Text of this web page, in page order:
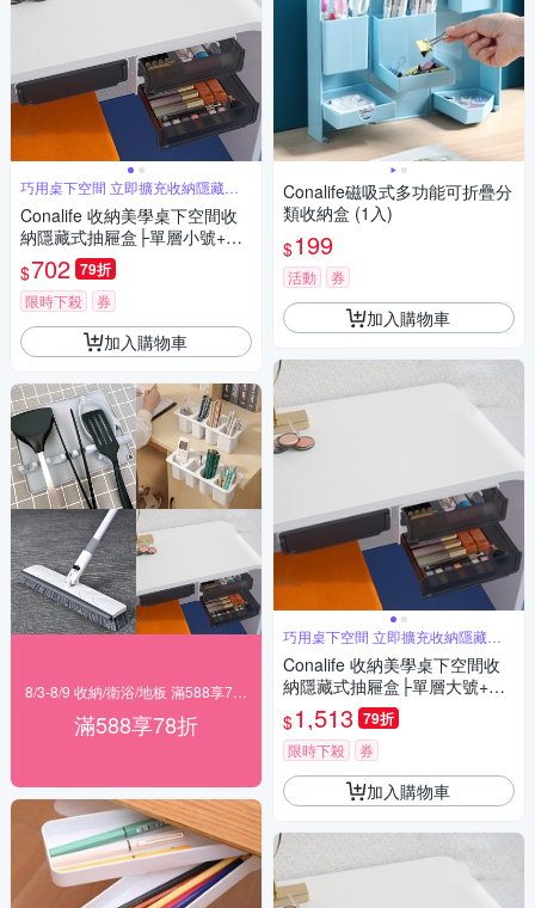
巧用桌下空間 立即擴充收納隱藏凌
亂
Conalife 收納美學桌下空間收
納隱藏式抽屜盒├單層小號+雙
層小號┤ （2組）
$702 79折
限時下殺 券
加入購物車
滿588享78折
Conalife磁吸式多功能可折疊分
類收納盒 (1入)
$199
活動 券
加入購物車
巧用桌下空間 立即擴充收納隱藏凌
亂
Conalife 收納美學桌下空間收
納隱藏式抽屜盒├單層大號+雙
層小號┤ （4組）
$1,513 79折
限時下殺 券
加入購物車